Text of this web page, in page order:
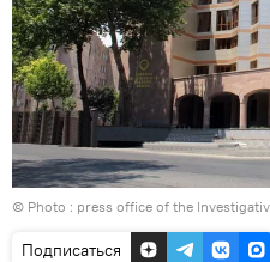
© Photo : press office of the
Подписаться